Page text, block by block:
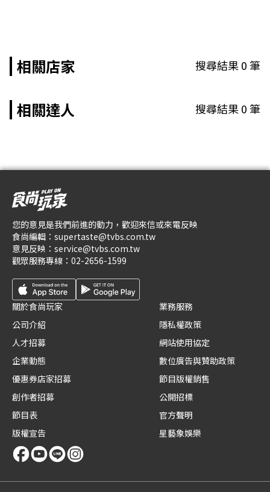
相關店家 搜尋結果0筆
相關達人 搜尋結果0筆
您的意見是我們前進的動力，歡迎來信或來電反映
食尚編輯： supertaste@tvbs.com.tw
意見反映： service@tvbs.com.tw
觀眾服務專線： 02-2656-1599
關於食尚玩家
公司介紹
人才招募
企業動態
優惠券店家招募
創作者招募
節目表
版權宣告
業務服務
隱私權政策
網站使用協定
數位廣告與贊助政策
節目版權銷售
公開招標
官方聲明
星藝象娛樂